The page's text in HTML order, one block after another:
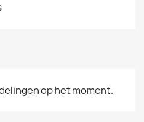
op het moment.